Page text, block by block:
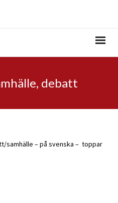
debatt
samhälle – på svenska – toppar